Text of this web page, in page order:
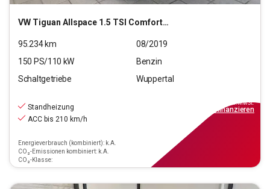
VW Tiguan Allspace 1.5 TSI Comfortline OPF (EU 6d-T)
95.234km
08/2019
150 PS/110 kW
Benzin
Schaltgetriebe
Wuppertal
Standheizung
ACC bis 210 km/h
Energieverbrauch (kombiniert): k.A.
CO₂-Emissionen kombiniert: k.A.
CO₂-Klasse:
inkl.MwSt.
finanzieren